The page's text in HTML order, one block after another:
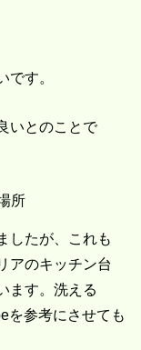
す。
いとのことで
所
したが、これも
アのキッチン台
ます。洗える
を参考にさせても